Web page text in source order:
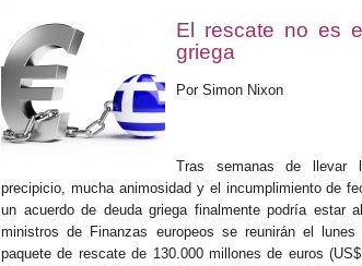
El rescate no es
griega
Por Simon Nixon
Tras semanas de llevar
precipicio, mucha animosidad y el incumplimiento de
un acuerdo de deuda griega finalmente podría estar
ministros de Finanzas europeos se reunirán el
paquete de rescate de 130.000 millones de euros